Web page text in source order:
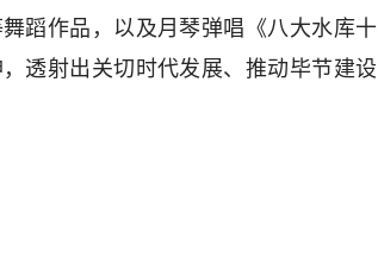
蹈作品，以及月琴弹唱《八大水库十
透射出关切时代发展、推动毕节建设